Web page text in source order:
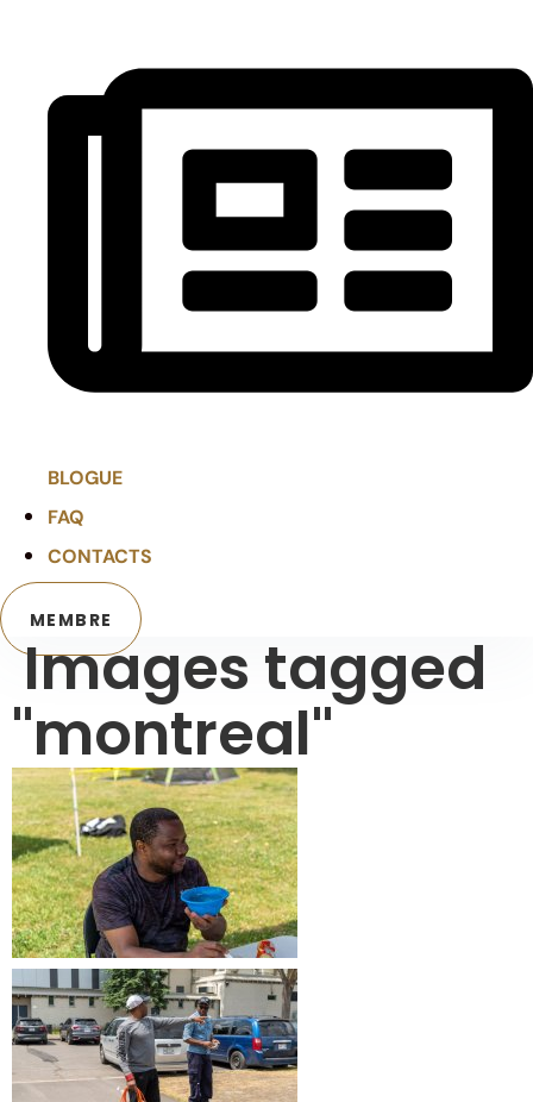
BLOGUE
FAQ
CONTACTS
MEMBRE
Images tagged
"montreal"